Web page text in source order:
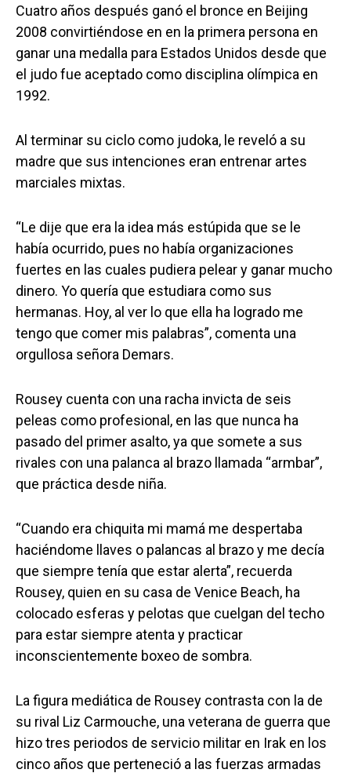
Cuatro años después ganó el bronce en Beijing
2008 convirtiéndose en en la primera persona en
ganar una medalla para Estados Unidos desde que
el judo fue aceptado como disciplina olímpica en
1992.
Al terminar su ciclo como judoka, le reveló a su
madre que sus intenciones eran entrenar artes
marciales mixtas.
“Le dije que era la idea más estúpida que se le
había ocurrido, pues no había organizaciones
fuertes en las cuales pudiera pelear y ganar mucho
dinero. Yo quería que estudiara como sus
hermanas. Hoy, al ver lo que ella ha logrado me
tengo que comer mis palabras”, comenta una
orgullosa señora Demars.
Rousey cuenta con una racha invicta de seis
peleas como profesional, en las que nunca ha
pasado del primer asalto, ya que somete a sus
rivales con una palanca al brazo llamada “armbar”,
que práctica desde niña.
“Cuando era chiquita mi mamá me despertaba
haciéndome llaves o palancas al brazo y me decía
que siempre tenía que estar alerta”, recuerda
Rousey, quien en su casa de Venice Beach, ha
colocado esferas y pelotas que cuelgan del techo
para estar siempre atenta y practicar
inconscientemente boxeo de sombra.
La figura mediática de Rousey contrasta con la de
su rival Liz Carmouche, una veterana de guerra que
hizo tres periodos de servicio militar en Irak en los
cinco años que perteneció a las fuerzas armadas